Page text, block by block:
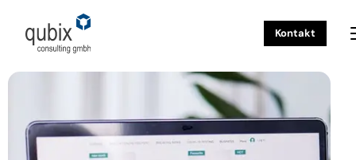
Kontakt